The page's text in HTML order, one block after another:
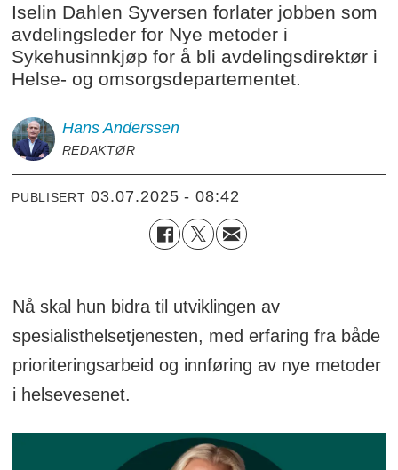
Iselin Dahlen Syversen forlater jobben som
avdelingsleder for Nye metoder i
Sykehusinnkjøp for å bli avdelingsdirektør i
Helse- og omsorgsdepartementet.
Hans Anderssen
REDAKTØR
PUBLISERT 03.07.2025 - 08:42
Nå skal hun bidra til utviklingen av
spesialisthelsetjenesten, med erfaring fra både
prioriteringsarbeid og innføring av nye metoder
i helsevesenet.